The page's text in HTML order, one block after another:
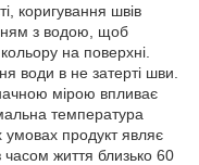
коригування швів
з водою, щоб
на поверхні.
води в не затерті шви.
мірою впливає
температура
умовах продукт являє
життя близько 60